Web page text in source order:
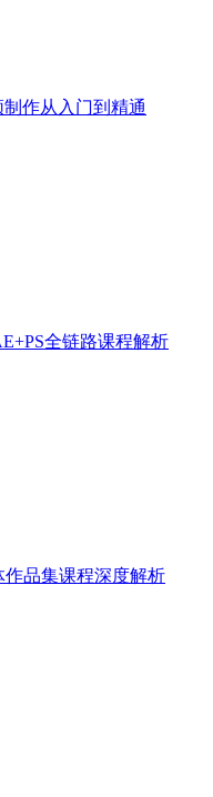
作从入门到精通
全链路课程解析
品集课程深度解析